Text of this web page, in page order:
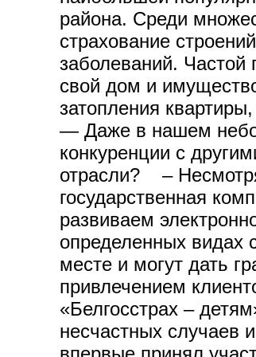
района. Среди
страхование
заболеваний. Частой
свой дом и
затопления
— Даже в нашем
конкуренции с
отрасли? –
государственная
развиваем
определенных видах
месте и могут дать
привлечением
«Белгосстрах –
несчастных случаев